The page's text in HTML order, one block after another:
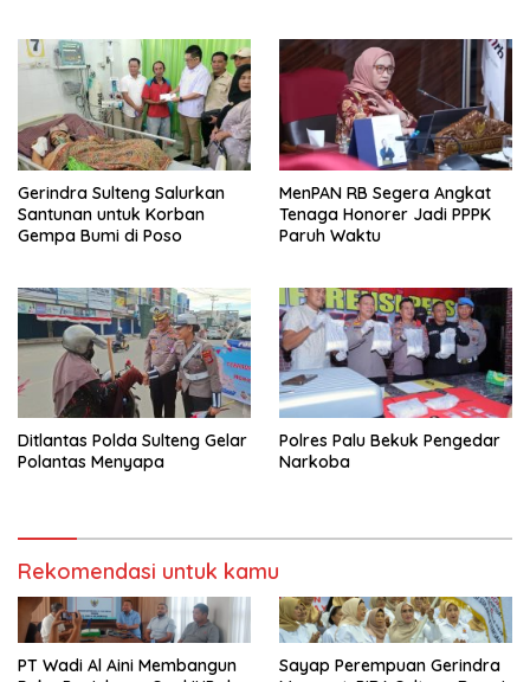
Gerindra Sulteng Salurkan
Santunan untuk Korban
Gempa Bumi di Poso
MenPAN RB Segera Angkat
Tenaga Honorer Jadi PPPK
Paruh Waktu
Ditlantas Polda Sulteng Gelar
Polantas Menyapa
Polres Palu Bekuk Pengedar
Narkoba
Rekomendasi untuk kamu
PT Wadi Al Aini Membangun
Sayap Perempuan Gerindra